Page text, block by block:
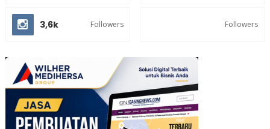
3,6k Followers Followers